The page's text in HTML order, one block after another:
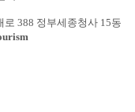
388 정부세종청사 15동